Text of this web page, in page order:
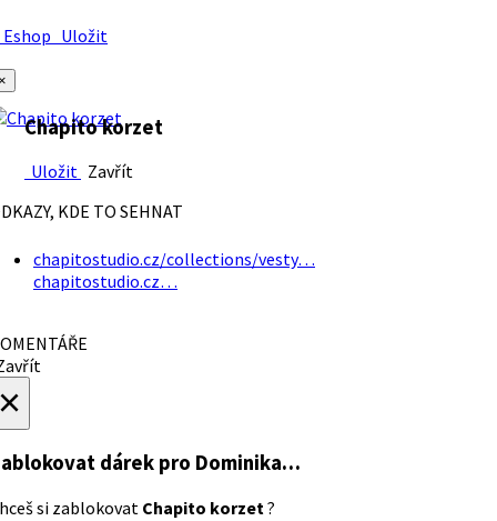
Uložit
Chapito korzet
Uložit Zavřít
KDE TO SEHNAT
chapitostudio.cz/collections/vesty…
chapitostudio.cz…
dárek pro Dominika…
si zablokovat Chapito korzet?